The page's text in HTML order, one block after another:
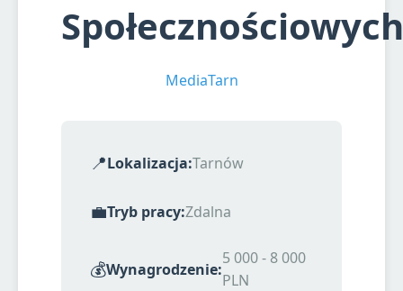
Społecznościowych
MediaTarn
📍Lokalizacja:Tarnów
💼Tryb pracy:Zdalna
💰Wynagrodzenie:
5 000 - 8 000
PLN